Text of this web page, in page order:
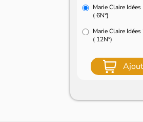
Marie Claire
( 6N°)
Marie Claire
( 12N°)